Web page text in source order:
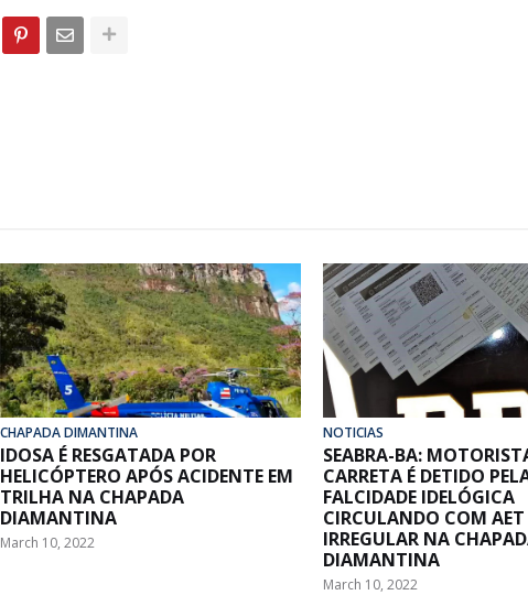
CHAPADA DIMANTINA
IDOSA É RESGATADA POR
HELICÓPTERO APÓS ACIDENTE EM
TRILHA NA CHAPADA
DIAMANTINA
March 10, 2022
NOTICIAS
SEABRA-BA:
CARRETA É DETIDO
FALCIDADE IDELÓGICA
CIRCULANDO COM AET
IRREGULAR NA
DIAMANTINA
March 10, 2022